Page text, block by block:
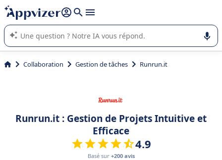
répondre (plusieurs lignes avec
L'IA de Appvizer vous guide dans l'utilisation ou la sélection de
logiciel SaaS en entreprise.
Collaboration Gestion de tâches Runrun.it
Runrun.it : Gestion de Projets Intuitive et
Efficace
4.9
Basé sur +200 avis